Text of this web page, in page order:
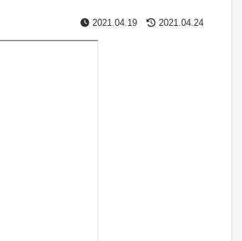
2021.04.19 2021.04.24